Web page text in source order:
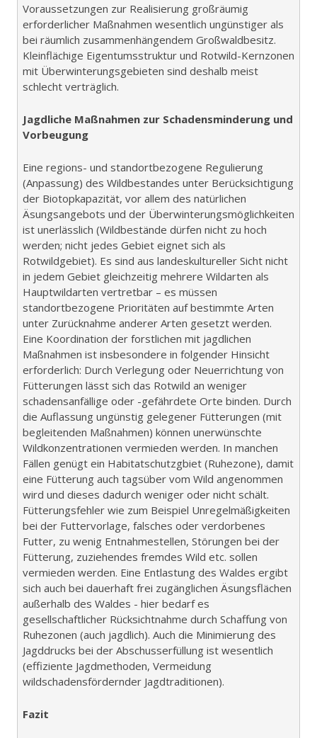
Voraussetzungen zur Realisierung großräumig
erforderlicher Maßnahmen wesentlich ungünstiger als
bei räumlich zusammenhängendem Großwaldbesitz.
Kleinflächige Eigentumsstruktur und Rotwild-Kernzonen
mit Überwinterungsgebieten sind deshalb meist
schlecht verträglich.
Jagdliche Maßnahmen zur Schadensminderung und
Vorbeugung
Eine regions- und standortbezogene Regulierung
(Anpassung) des Wildbestandes unter Berücksichtigung
der Biotopkapazität, vor allem des natürlichen
Äsungsangebots und der Überwinterungsmöglichkeiten
ist unerlässlich (Wildbestände dürfen nicht zu hoch
werden; nicht jedes Gebiet eignet sich als
Rotwildgebiet). Es sind aus landeskultureller Sicht nicht
in jedem Gebiet gleichzeitig mehrere Wildarten als
Hauptwildarten vertretbar – es müssen
standortbezogene Prioritäten auf bestimmte Arten
unter Zurücknahme anderer Arten gesetzt werden.
Eine Koordination der forstlichen mit jagdlichen
Maßnahmen ist insbesondere in folgender Hinsicht
erforderlich: Durch Verlegung oder Neuerrichtung von
Fütterungen lässt sich das Rotwild an weniger
schadensanfällige oder -gefährdete Orte binden. Durch
die Auflassung ungünstig gelegener Fütterungen (mit
begleitenden Maßnahmen) können unerwünschte
Wildkonzentrationen vermieden werden. In manchen
Fällen genügt ein Habitatschutzgbiet (Ruhezone), damit
eine Fütterung auch tagsüber vom Wild angenommen
wird und dieses dadurch weniger oder nicht schält.
Fütterungsfehler wie zum Beispiel Unregelmäßigkeiten
bei der Futtervorlage, falsches oder verdorbenes
Futter, zu wenig Entnahmestellen, Störungen bei der
Fütterung, zuziehendes fremdes Wild etc. sollen
vermieden werden. Eine Entlastung des Waldes ergibt
sich auch bei dauerhaft frei zugänglichen Äsungsflächen
außerhalb des Waldes - hier bedarf es
gesellschaftlicher Rücksichtnahme durch Schaffung von
Ruhezonen (auch jagdlich). Auch die Minimierung des
Jagddrucks bei der Abschusserfüllung ist wesentlich
(effiziente Jagdmethoden, Vermeidung
wildschadensfördernder Jagdtraditionen).
Fazit